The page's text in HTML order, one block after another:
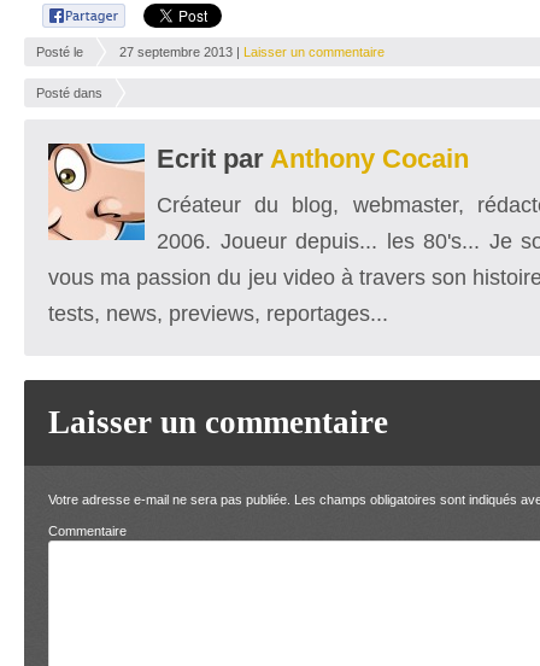
Posté le 27 septembre 2013 | Laisser un commentaire
Posté dans
Ecrit par Anthony Cocain
Créateur du blog, webmaster,
2006. Joueur depuis... les 80's... Je
vous ma passion du jeu video à travers son
tests, news, previews, reportages...
Laisser un commentaire
Votre adresse e-mail ne sera pas publiée. Les champs obligatoires sont indiqués